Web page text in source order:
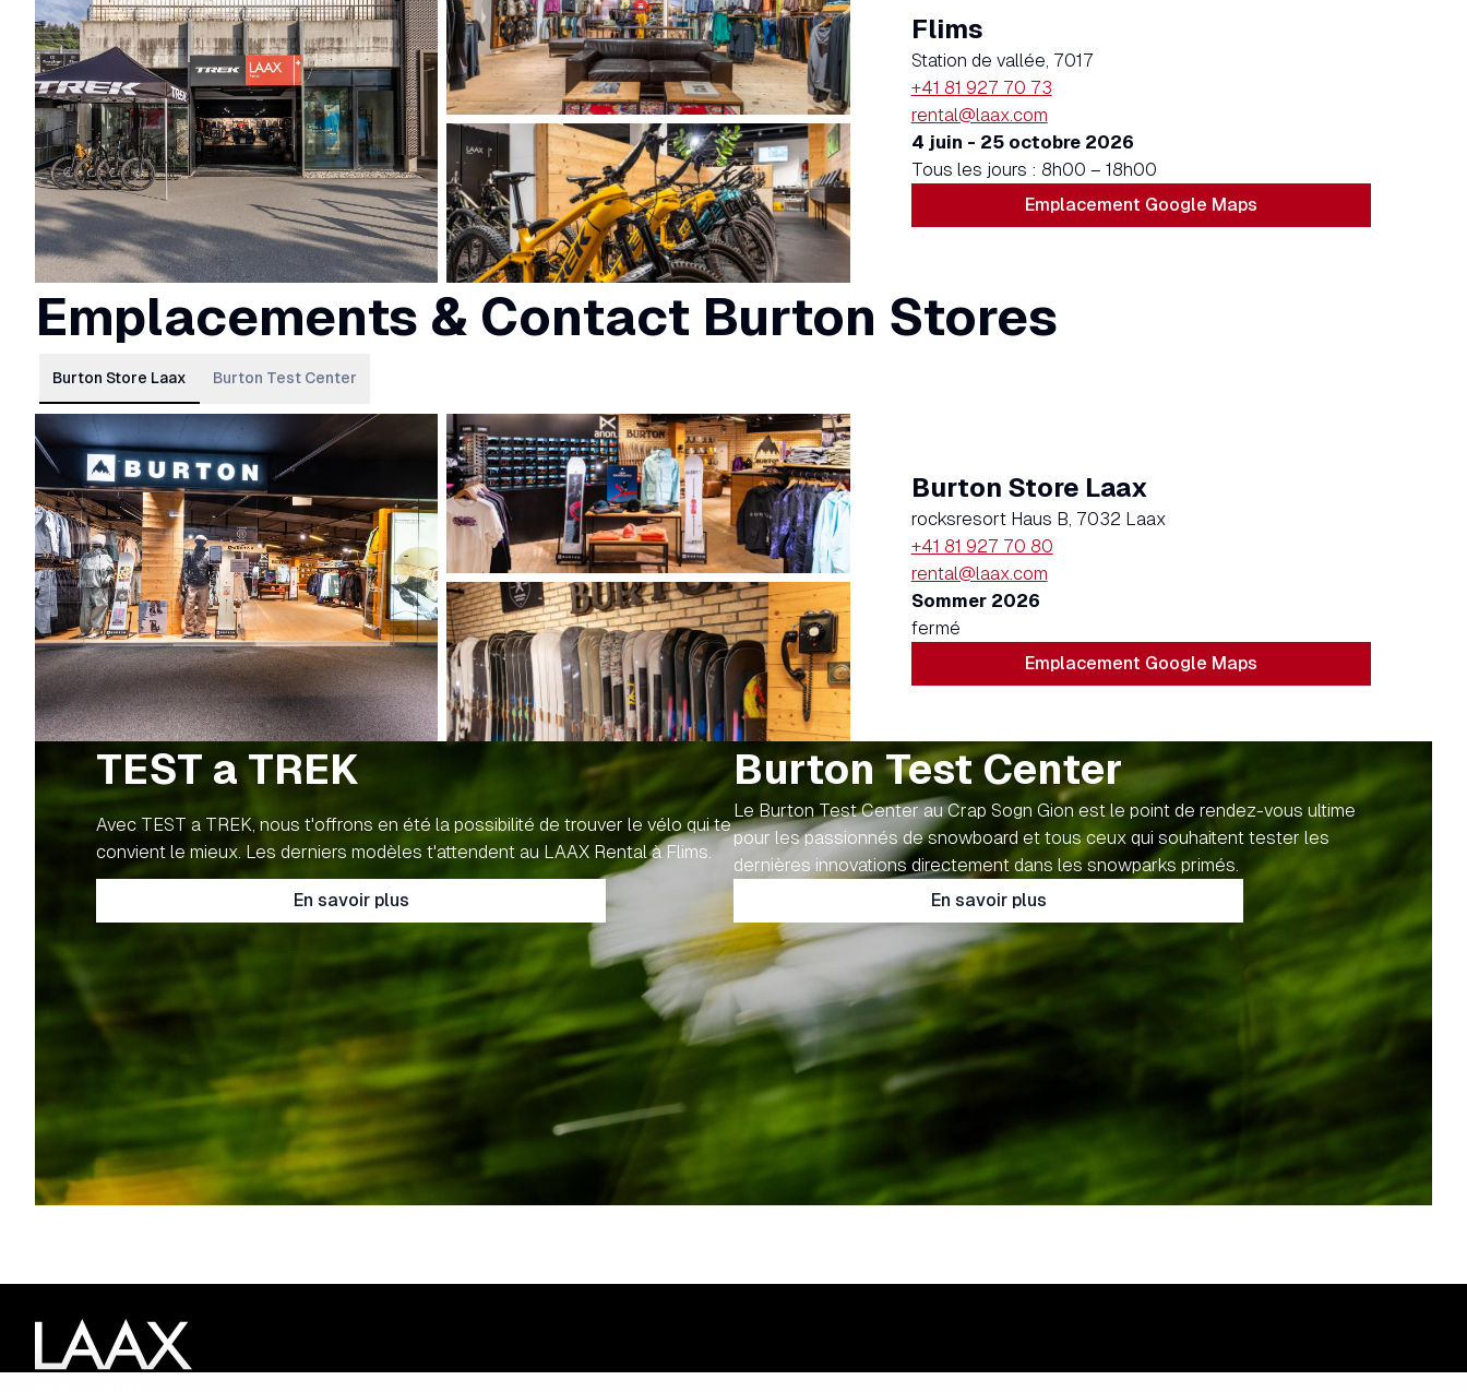
Flims
Station de vallée, 7017
+41 81 927 70 73
rental@laax.com
4 juin - 25 octobre 2026
Tous les jours : 8h00 – 18h00
Emplacement Google Maps
Emplacements & Contact Burton Stores
Burton Store Laax Burton Test Center
Burton Store Laax
rocksresort Haus B, 7032 Laax
+41 81 927 70 80
rental@laax.com
Sommer 2026
fermé
Emplacement Google Maps
TEST a TREK
Avec TEST a TREK, nous t'offrons en été la possibilité de trouver le vélo qui te
convient le mieux. Les derniers modèles t'attendent au LAAX Rental à Flims.
En savoir plus
Burton Test Center
Le Burton Test Center au Crap Sogn Gion est le point de rendez-vous ultime
pour les passionnés de snowboard et tous ceux qui souhaitent tester les
dernières innovations directement dans les snowparks primés.
En savoir plus